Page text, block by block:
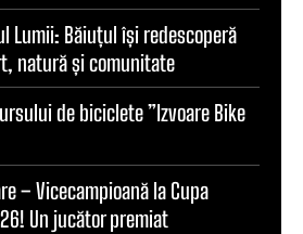
Lumii: Băiuțul își redescoperă
natură și comunitate
de biciclete ”Izvoare Bike
– Vicecampioană la Cupa
Un jucător premiat